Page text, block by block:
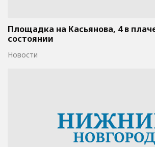
Площадка на Касьянова, 4 в
состоянии
Новости